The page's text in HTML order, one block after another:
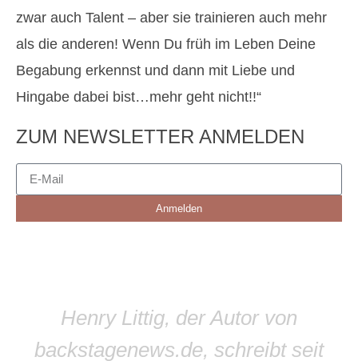
zwar auch Talent – aber sie trainieren auch mehr
als die anderen! Wenn Du früh im Leben Deine
Begabung erkennst und dann mit Liebe und
Hingabe dabei bist…mehr geht nicht!!“
ZUM NEWSLETTER ANMELDEN
Anmelden
Henry Littig, der Autor von
backstagenews.de, schreibt seit